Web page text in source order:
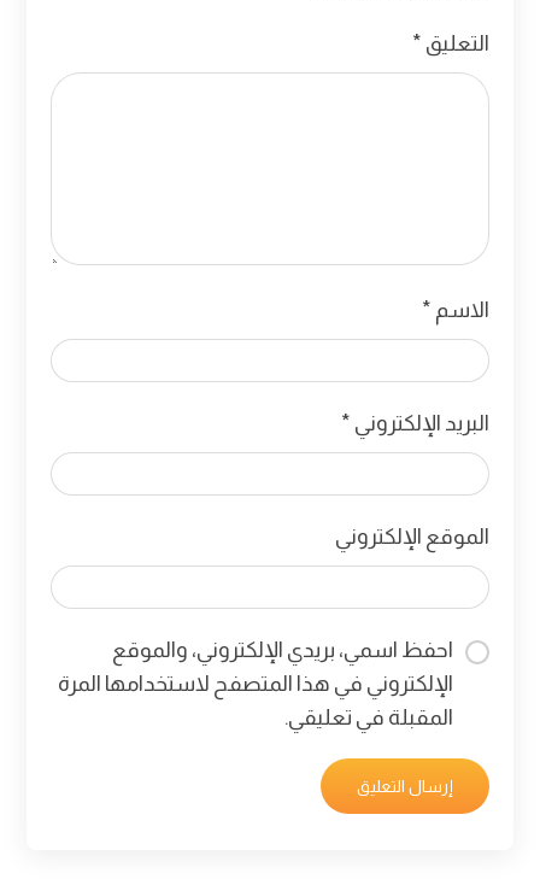
التعليق *
الاسم *
البريد الإلكتروني *
الموقع الإلكتروني
احفظ اسمي، بريدي الإلكتروني، والموقع
الإلكتروني في هذا المتصفح لاستخدامها المرة
المقبلة في تعليقي.